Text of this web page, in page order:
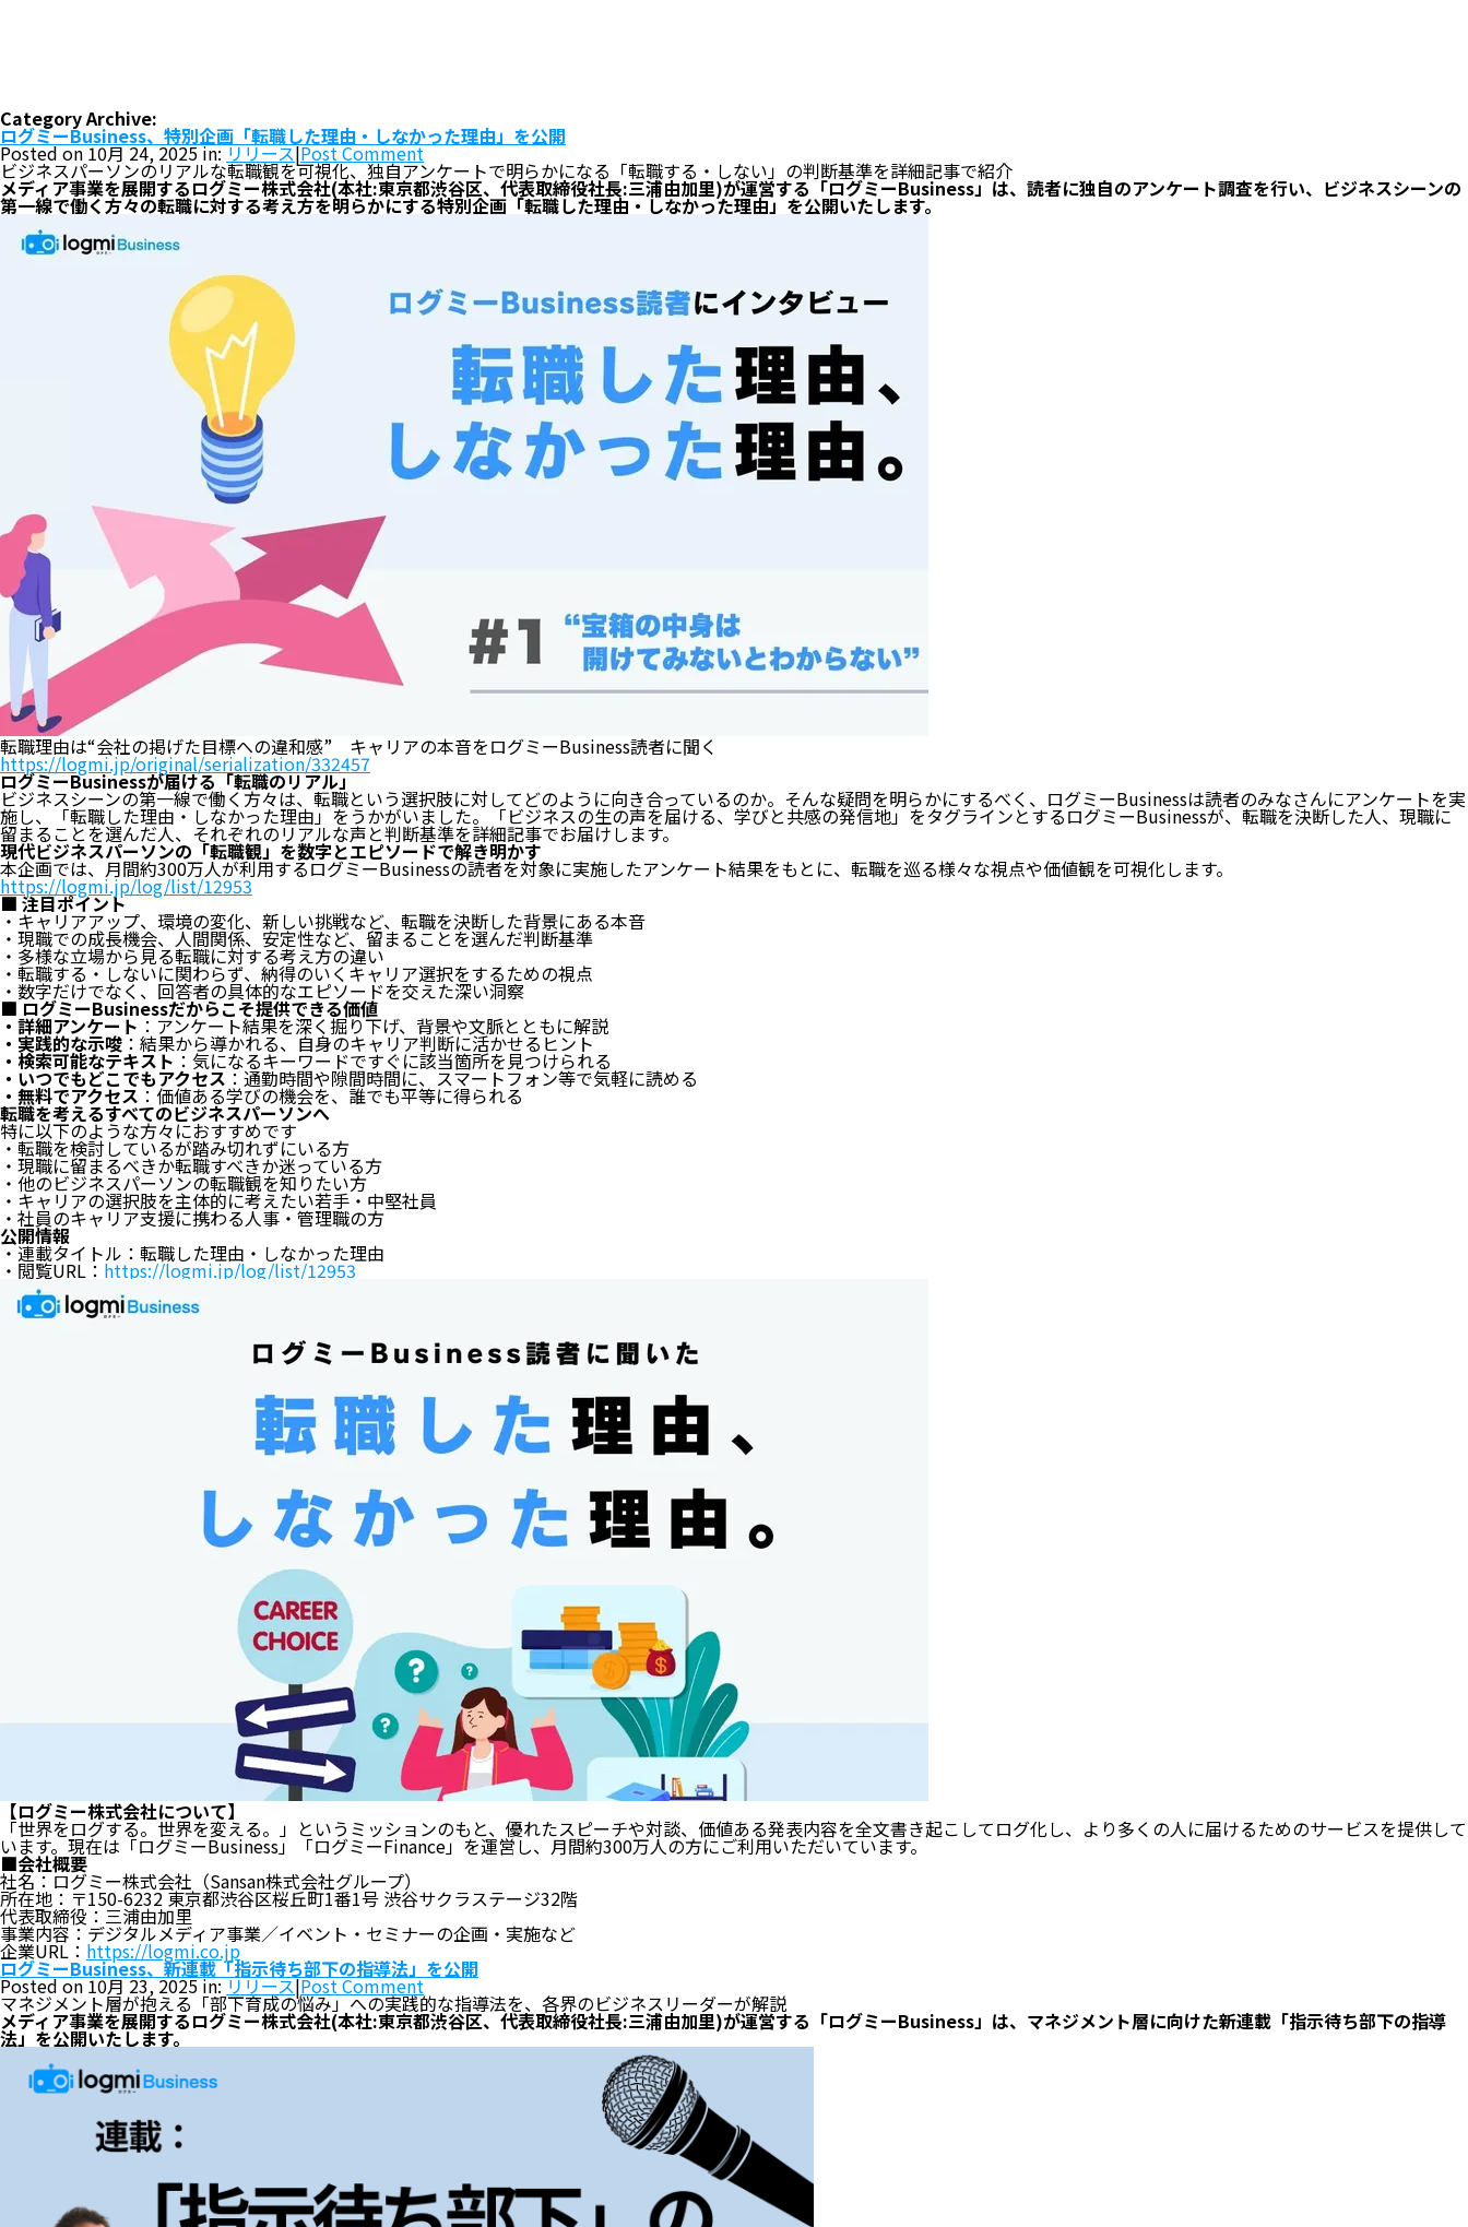
Category Archive:
ログミーBusiness、特別企画「転職した理由・しなかった理由」を公開
Posted on 10月 24, 2025 in:リリース|Post Comment
ビジネスパーソンのリアルな転職観を可視化、独自アンケートで明らかになる「転職する・しない」の判断基準を詳細記事で紹介
メディア事業を展開するログミー株式会社(本社:東京都渋谷区、代表取締役社長:三浦由加里)が運営する「ログミーBusiness」は、読者に独自のアンケート調査を行い、ビジネスシーンの
第一線で働く方々の転職に対する考え方を明らかにする特別企画「転職した理由・しなかった理由」を公開いたします。
転職理由は“会社の掲げた目標への違和感” キャリアの本音をログミーBusiness読者に聞く
https://logmi.jp/original/serialization/332457
ログミーBusinessが届ける「転職のリアル」
ビジネスシーンの第一線で働く方々は、転職という選択肢に対してどのように向き合っているのか。そんな疑問を明らかにするべく、ログミーBusinessは読者のみなさんにアンケートを実
施し、「転職した理由・しなかった理由」をうかがいました。「ビジネスの生の声を届ける、学びと共感の発信地」をタグラインとするログミーBusinessが、転職を決断した人、現職に
留まることを選んだ人、それぞれのリアルな声と判断基準を詳細記事でお届けします。
現代ビジネスパーソンの「転職観」を数字とエピソードで解き明かす
本企画では、月間約300万人が利用するログミーBusinessの読者を対象に実施したアンケート結果をもとに、転職を巡る様々な視点や価値観を可視化します。
https://logmi.jp/log/list/12953
■ 注目ポイント
・キャリアアップ、環境の変化、新しい挑戦など、転職を決断した背景にある本音
・現職での成長機会、人間関係、安定性など、留まることを選んだ判断基準
・多様な立場から見る転職に対する考え方の違い
・転職する・しないに関わらず、納得のいくキャリア選択をするための視点
・数字だけでなく、回答者の具体的なエピソードを交えた深い洞察
■ ログミーBusinessだからこそ提供できる価値
・詳細アンケート ：アンケート結果を深く掘り下げ、背景や文脈とともに解説
・実践的な示唆：結果から導かれる、自身のキャリア判断に活かせるヒント
・検索可能なテキスト ：気になるキーワードですぐに該当箇所を見つけられる
・いつでもどこでもアクセス ：通勤時間や隙間時間に、スマートフォン等で気軽に読める
・無料でアクセス ：価値ある学びの機会を、誰でも平等に得られる
転職を考えるすべてのビジネスパーソンへ
特に以下のような方々におすすめです
・転職を検討しているが踏み切れずにいる方
・現職に留まるべきか転職すべきか迷っている方
・他のビジネスパーソンの転職観を知りたい方
・キャリアの選択肢を主体的に考えたい若手・中堅社員
・社員のキャリア支援に携わる人事・管理職の方
公開情報
・連載タイトル：転職した理由・しなかった理由
・閲覧URL： https://logmi.jp/log/list/12953
【ログミー株式会社について】
「世界をログする。世界を変える。」というミッションのもと、優れたスピーチや対談、価値ある発表内容を全文書き起こしてログ化し、より多くの人に届けるためのサービスを提供して
います。現在は「ログミーBusiness」「ログミーFinance」を運営し、月間約300万人の方にご利用いただいています。
■会社概要
社名：ログミー株式会社（Sansan株式会社グループ）
所在地：〒150-6232 東京都渋谷区桜丘町1番1号 渋谷サクラステージ32階
代表取締役：三浦由加里
事業内容：デジタルメディア事業／イベント・セミナーの企画・実施など
企業URL： https://logmi.co.jp
ログミーBusiness、新連載「指示待ち部下の指導法」を公開
Posted on 10月 23, 2025 in:リリース|Post Comment
マネジメント層が抱える「部下育成の悩み」への実践的な指導法を、各界のビジネスリーダーが解説
メディア事業を展開するログミー株式会社(本社:東京都渋谷区、代表取締役社長:三浦由加里)が運営する「ログミーBusiness」は、マネジメント層に向けた新連載「指示待ち部下の指導
法」を公開いたします。